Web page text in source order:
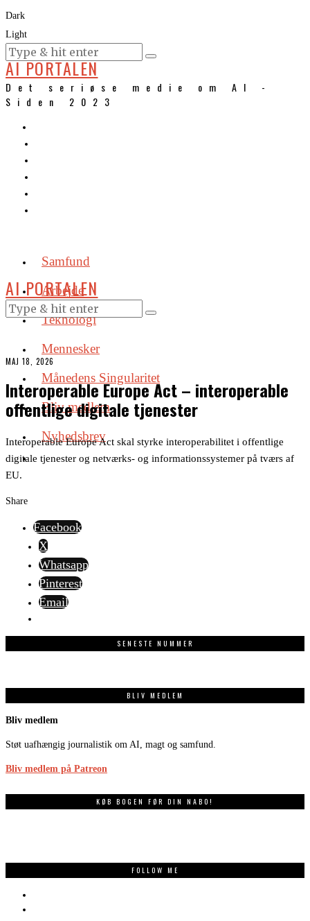
Dark
Light
KURSER
AI PORTALEN
Det seriøse medie om AI -
Siden 2023
Samfund
Arbejde
Teknologi
Mennesker
Månedens Singularitet
Bliv medlem
Nyhedsbrev
AI PORTALEN
MAJ 18, 2026
Interoperable Europe Act – interoperable
offentlige digitale tjenester
Interoperable Europe Act skal styrke interoperabilitet i offentlige
digitale tjenester og netværks- og informationssystemer på tværs af
EU.
Share
Facebook
X
Whatsapp
Pinterest
Email
SENESTE NUMMER
BLIV MEDLEM
Bliv medlem
Støt uafhængig journalistik om AI, magt og samfund.
Bliv medlem på Patreon
KØB BOGEN FØR DIN NABO!
FOLLOW ME